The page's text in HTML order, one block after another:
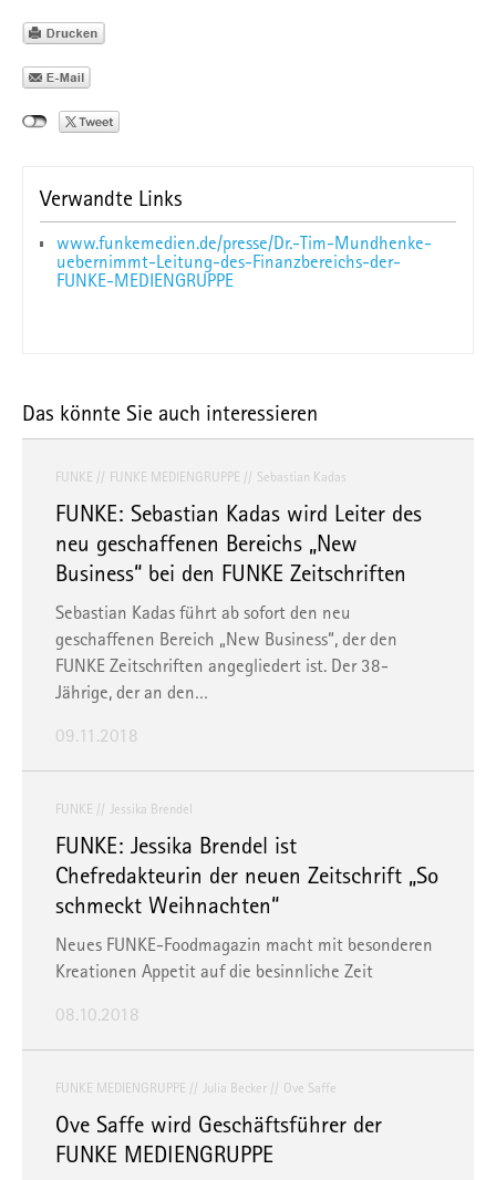
Verwandte Links
www.funkemedien.de/presse/Dr.-Tim-Mundhenke-
uebernimmt-Leitung-des-Finanzbereichs-der-
FUNKE-MEDIENGRUPPE
Das könnte Sie auch interessieren
FUNKE FUNKE MEDIENGRUPPE Sebastian Kadas
FUNKE: Sebastian Kadas wird Leiter des
neu geschaffenen Bereichs „New
Business“ bei den FUNKE Zeitschriften
Sebastian Kadas führt ab sofort den neu
geschaffenen Bereich „New Business“, der den
FUNKE Zeitschriften angegliedert ist. Der 38-
Jährige, der an den…
09.11.2018
FUNKE Jessika Brendel
FUNKE: Jessika Brendel ist
Chefredakteurin der neuen Zeitschrift „So
schmeckt Weihnachten“
Neues FUNKE-Foodmagazin macht mit besonderen
Kreationen Appetit auf die besinnliche Zeit
08.10.2018
FUNKE MEDIENGRUPPE Julia Becker Ove Saffe
Ove Saffe wird Geschäftsführer der
FUNKE MEDIENGRUPPE